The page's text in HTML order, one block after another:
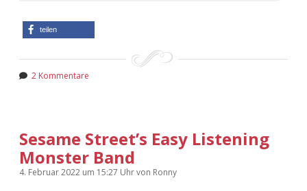
teilen
2 Kommentare
Sesame Street’s Easy Listening
Monster Band
4. Februar 2022 um 15:27 Uhrvon Ronny